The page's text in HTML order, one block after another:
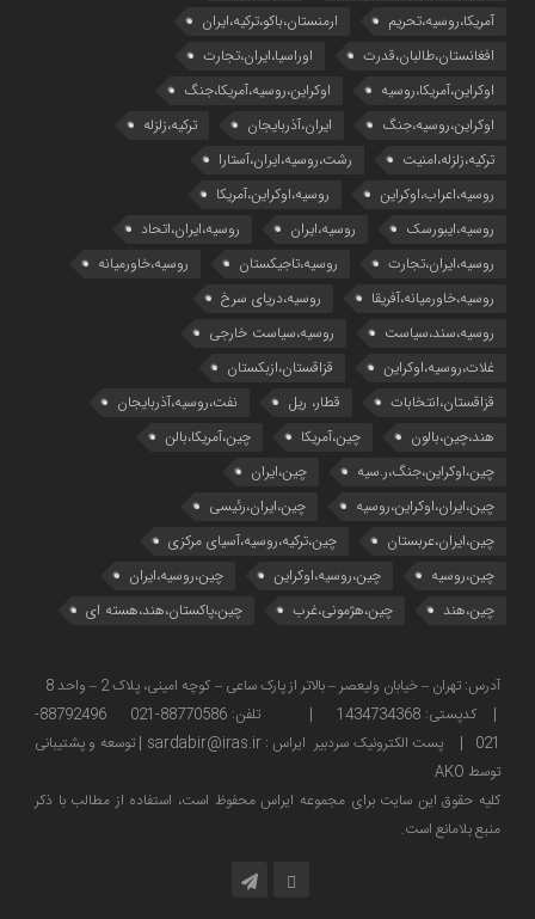
آمریکا،روسیه،تحریم
ارمنستان،باکو،ترکیه،ایران
افغانستان،طالبان،قدرت
اوراسیا،ایران،تجارت
اوکراین،آمریکا،روسیه
اوکراین،روسیه،آمریکا،جنگ
اوکراین،روسیه،جنگ
ایران،آذربایجان
ترکیه،زلزله
ترکیه،زلزله،امنیت
رشت،روسیه،ایران،آستارا
روسیه،اعراب،اوکراین
روسیه،اوکراین،آمریکا
روسیه،ایبورسک
روسیه،ایران
روسیه،ایران،اتحاد
روسیه،ایران،تجارت
روسیه،تاجیکستان
روسیه،خاورمیانه
روسیه،خاورمیانه،آفریقا
روسیه،دریای سرخ
روسیه،سند،سیاست
روسیه،سیاست خارجی
غلات،روسیه،اوکراین
قزاقستان،ازبکستان
قزاقستان،انتخابات
قطار، ریل
نفت،روسیه،آذربایجان
هند،چین،بالون
چین،آمریکا
چین،آمریکا،بالن
چین،اوکراین،جنگ،ر.سیه
چین،ایران
چین،ایران،اوکراین،روسیه
چین،ایران،رئیسی
چین،ایران،عربستان
چین،ترکیه،روسیه،آسیای مرکزی
چین،روسیه
چین،روسیه،اوکراین
چین،روسیه،ایران
چین،هند
چین،هژمونی،غرب چین،پاکستان،هند،هسته ای
| کدپستی: 1434734368 | تلفن: 88770586-021 88792496-
021 | پست الکترونیک سردبیر ایراس : sardabir@iras.ir |
توسعه و پشتیبانی
توسط AKO
كليه حقوق این سایت برای مجموعه ایراس محفوظ است، استفاده از مطالب با ذكر
منبع بلامانع است.